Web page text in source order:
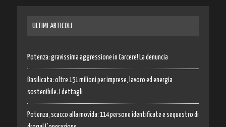
ULTIMI ARTICOLI
Potenza: gravissima aggressione in Carcere! La denuncia
Basilicata: oltre 151 milioni per imprese, lavoro ed energia
sostenibile. I dettagli
Potenza, scacco alla movida: 114 persone identificate e sequestro di